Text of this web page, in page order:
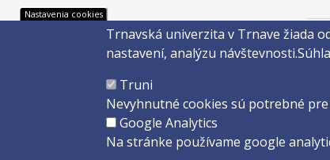
Nastavenia cookies
Trnavská univerzita v Trnave žiada
nastavení, analýzu návštevnosti.
Truni
Nevyhnutné cookies sú potrebné
Google Analytics
Na stránke používame google